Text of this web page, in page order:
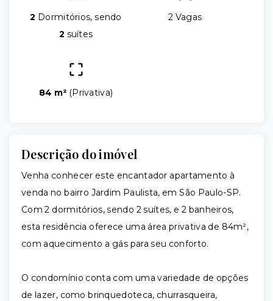
2 Dormitórios, sendo
2 suítes
2 Vagas
84 m² (Privativa)
Descrição do imóvel
Venha conhecer este encantador apartamento à
venda no bairro Jardim Paulista, em São Paulo-SP.
Com 2 dormitórios, sendo 2 suítes, e 2 banheiros,
esta residência oferece uma área privativa de 84m²,
com aquecimento a gás para seu conforto.
O condomínio conta com uma variedade de opções
de lazer, como brinquedoteca, churrasqueira,